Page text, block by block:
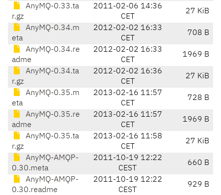
AnyMQ-0.33.ta
r.gz
2011-02-06 14:36
CET
27 KiB
AnyMQ-0.34.m
eta
2012-02-02 16:33
CET
708 B
AnyMQ-0.34.re
adme
2012-02-02 16:33
CET
1969 B
AnyMQ-0.34.ta
r.gz
2012-02-02 16:36
CET
27 KiB
AnyMQ-0.35.m
eta
2013-02-16 11:57
CET
728 B
AnyMQ-0.35.re
adme
2013-02-16 11:57
CET
1969 B
AnyMQ-0.35.ta
r.gz
2013-02-16 11:58
CET
27 KiB
AnyMQ-AMQP-
0.30.meta
2011-10-19 12:22
CEST
660 B
AnyMQ-AMQP-
0.30.readme
2011-10-19 12:22
CEST
929 B